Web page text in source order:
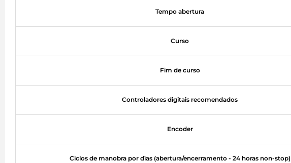
Tempo abertura
Curso
Fim de curso
Controladores digitais recomendados
Encoder
Ciclos de manobra por dìas (abertura/encerramento - 24 horas non-stop)